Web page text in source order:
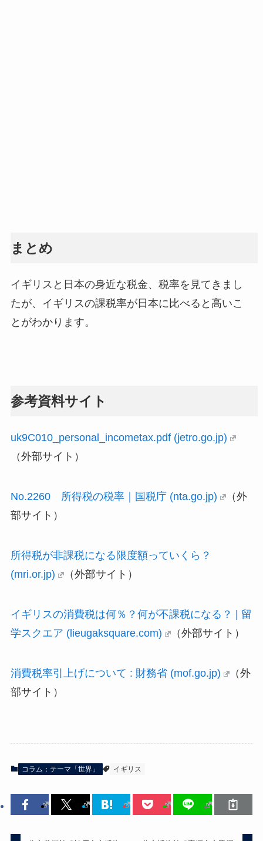
まとめ
イギリスと日本の身近な税金、税率を見てきまし
たが、イギリスの課税率が日本に比べると高いこ
とがわかります。
参考資料サイト
uk9C010_personal_incometax.pdf (jetro.go.jp)
（外部サイト）
No.2260 所得税の税率｜国税庁 (nta.go.jp)
（外
部サイト）
所得税が非課税になる限度額っていくら？
(mri.or.jp)
（外部サイト）
イギリスの消費税は何％？何が不課税になる？ | 留
学スクエア (lieugaksquare.com)
（外部サイト）
消費税率引上げについて : 財務省 (mof.go.jp)
（外
部サイト）
コラム：テーマ「世界」 イギリス